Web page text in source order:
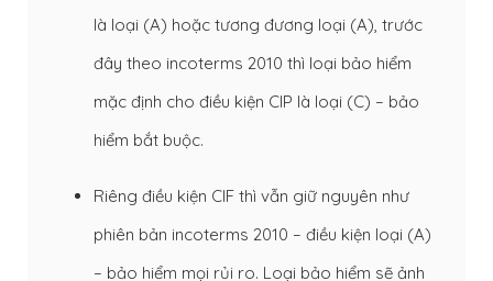
là loại (A) hoặc tương đương loại (A), trước
đây theo incoterms 2010 thì loại bảo hiểm
mặc định cho điều kiện CIP là loại (C) – bảo
hiểm bắt buộc.
Riêng điều kiện CIF thì vẫn giữ nguyên như
phiên bản incoterms 2010 – điều kiện loại (A)
– bảo hiểm mọi rủi ro. Loại bảo hiểm sẽ ảnh